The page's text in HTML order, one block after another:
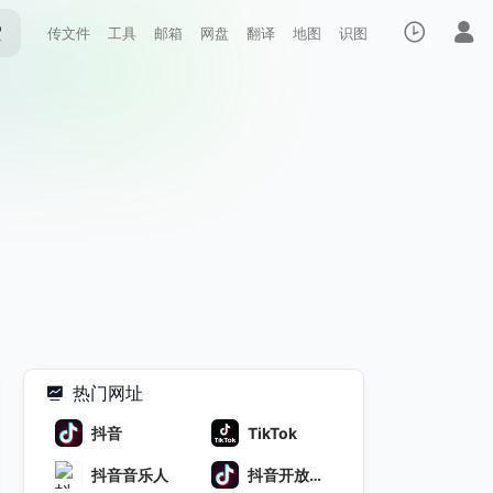
传文件 工具 邮箱 网盘 翻译 地图 识图
热门网址
抖音 TikTok
抖音音乐人
抖音开放平